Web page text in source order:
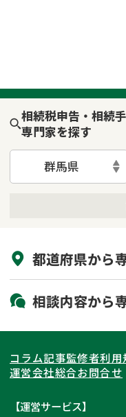
相続税申告・相続
専門家を探す
群馬県
初回相談無料
都道府県から
北海道・東北
北海道
岩手県
秋田県
関東
東京都
埼玉県
東海
愛知県
関西
相談内容から
相続登記
コラム記事監修者利用
運営会社総合お問合せ
【運営サービス】